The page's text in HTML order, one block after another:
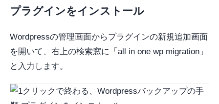
プラグインをインストール
Wordpressの管理画面からプラグインの新規追加画面
を開いて、右上の検索窓に「all in one wp migration」
と入力します。